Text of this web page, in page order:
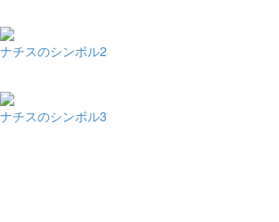
ナチスのシンボル2
ナチスのシンボル3